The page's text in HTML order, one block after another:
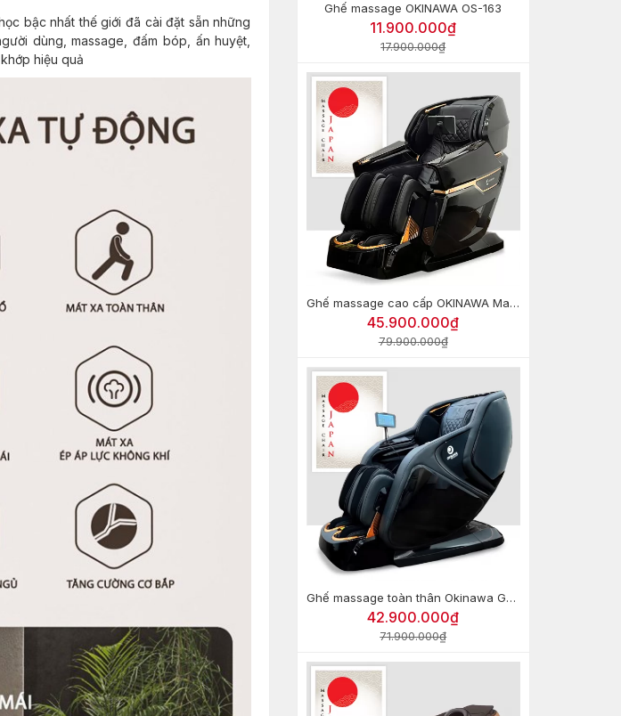
bậc nhất thế giới đã cài đặt sẵn những
dùng, massage, đấm bóp, ấn huyệt,
hiệu quả
Ghế massage OKINAWA OS-163
11.900.000₫
17.900.000₫
Ghế massage cao cấp OKINAWA Majestic Monarch OS-500
45.900.000₫
79.900.000₫
Ghế massage toàn thân Okinawa GOOD9 (Công nghệ 8D)
42.900.000₫
71.900.000₫